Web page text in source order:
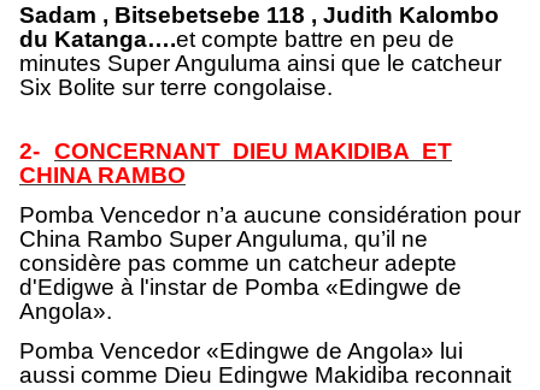
Sadam , Bitsebetsebe 118 , Judith Kalombo
du Katanga….et compte battre en peu de
minutes Super Anguluma ainsi que le catcheur
Six Bolite sur terre congolaise.
2- CONCERNANT DIEU MAKIDIBA ET
CHINA RAMBO
Pomba Vencedor n’a aucune considération pour
China Rambo Super Anguluma, qu’il ne
considère pas comme un catcheur adepte
d'Edigwe à l'instar de Pomba «Edingwe de
Angola».
Pomba Vencedor «Edingwe de Angola» lui
aussi comme Dieu Edingwe Makidiba reconnait